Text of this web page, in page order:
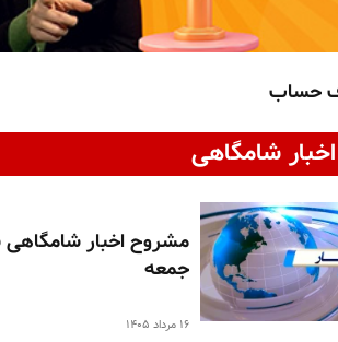
حساب
شامگاهی
مشروح اخبار شامگاهی
جمعه
۱۶ مرداد ۱۴۰۵